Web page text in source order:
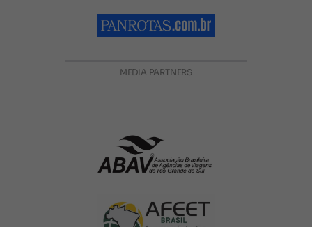
MEDIA PARTNERS